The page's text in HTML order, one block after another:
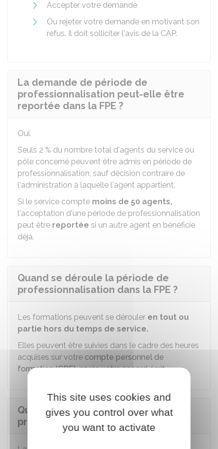
Accepter votre demande
Ou rejeter votre demande en motivant son
refus. Il doit solliciter l'avis de la CAP.
La demande de période de
professionnalisation peut-elle être
reportée dans la FPE ?
Oui.
Seuls 2 % du nombre total d'agents du service ou
pôle concerné peuvent être admis en période de
professionnalisation, sauf décision contraire de
l'administration à laquelle l'agent appartient.
Si le service compte moins de 50 agents,
l'acceptation d'une période de professionnalisation
peut être reportée si un autre agent en bénéficie
déjà.
Quand se déroule la période de
professionnalisation dans la FPE ?
Les formations peuvent se dérouler en tout ou
partie hors du temps de service.
Elles peuvent être suivies dans le cadre des heures
acquises sur votre compte personnel de
formation (CPF), après votre accord écrit.
Quelle est la durée de la période de
professionnalisation dans la FPE ?
This site uses cookies and
gives you control over what
you want to activate